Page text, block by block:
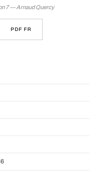
7 — Arnaud Quercy
PDF FR